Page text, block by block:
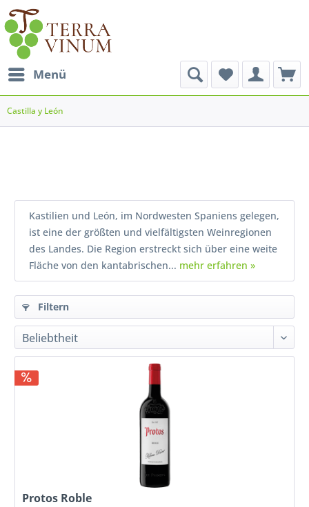
Menü
Castilla y León
Kastilien und León, im Nordwesten Spaniens gelegen,
ist eine der größten und vielfältigsten Weinregionen
des Landes. Die Region erstreckt sich über eine weite
Fläche von den kantabrischen... mehr erfahren »
Filtern
Protos Roble